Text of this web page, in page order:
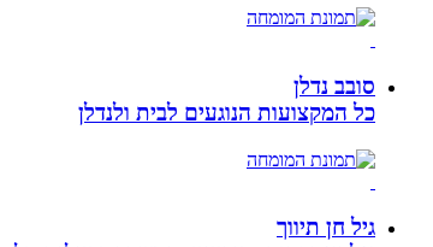
סובב נדלן
כל המקצועות הנוגעים לבית ולנדלן
גיל חן תיווך